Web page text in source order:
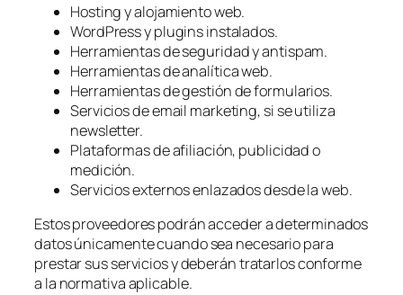
Hosting y alojamiento web.
WordPress y plugins instalados.
Herramientas de seguridad y antispam.
Herramientas de analítica web.
Herramientas de gestión de formularios.
Servicios de email marketing, si se utiliza
newsletter.
Plataformas de afiliación, publicidad o
medición.
Servicios externos enlazados desde la web.
Estos proveedores podrán acceder a determinados
datos únicamente cuando sea necesario para
prestar sus servicios y deberán tratarlos conforme
a la normativa aplicable.